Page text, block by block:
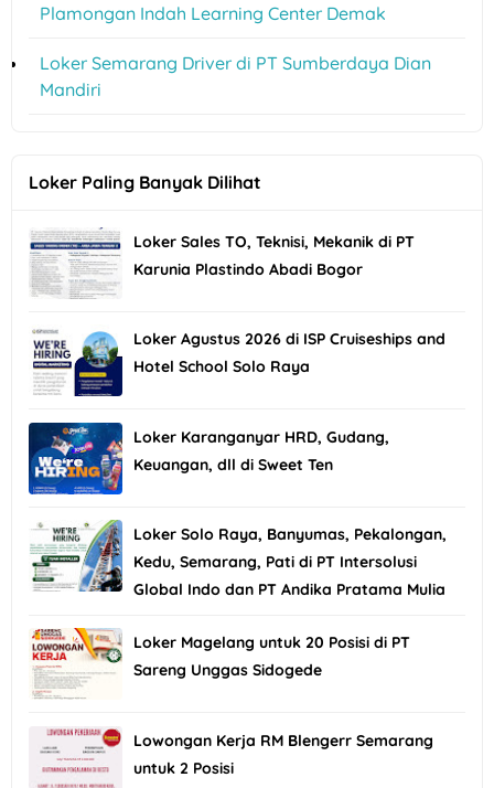
Plamongan Indah Learning Center Demak
Loker Semarang Driver di PT Sumberdaya Dian
Mandiri
Loker Paling Banyak Dilihat
Loker Sales TO, Teknisi, Mekanik di PT
Karunia Plastindo Abadi Bogor
Loker Agustus 2026 di ISP Cruiseships and
Hotel School Solo Raya
Loker Karanganyar HRD, Gudang,
Keuangan, dll di Sweet Ten
Loker Solo Raya, Banyumas, Pekalongan,
Kedu, Semarang, Pati di PT Intersolusi
Global Indo dan PT Andika Pratama Mulia
Loker Magelang untuk 20 Posisi di PT
Sareng Unggas Sidogede
Lowongan Kerja RM Blengerr Semarang
untuk 2 Posisi